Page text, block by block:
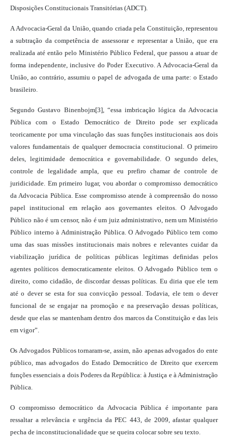
Disposições Constitucionais Transitórias (ADCT).
A Advocacia-Geral da União, quando criada pela Constituição, representou
a subtração da competência de assessorar e representar a União, que era
realizada até então pelo Ministério Público Federal, que passou a atuar de
forma independente, inclusive do Poder Executivo. A Advocacia-Geral da
União, ao contrário, assumiu o papel de advogada de uma parte: o Estado
brasileiro.
Segundo Gustavo Binenbojm[3], “essa imbricação lógica da Advocacia
Pública com o Estado Democrático de Direito pode ser explicada
teoricamente por uma vinculação das suas funções institucionais aos dois
valores fundamentais de qualquer democracia constitucional. O primeiro
deles, legitimidade democrática e governabilidade. O segundo deles,
controle de legalidade ampla, que eu prefiro chamar de controle de
juridicidade. Em primeiro lugar, vou abordar o compromisso democrático
da Advocacia Pública. Esse compromisso atende à compreensão do nosso
papel institucional em relação aos governantes eleitos. O Advogado
Público não é um censor, não é um juiz administrativo, nem um Ministério
Público interno à Administração Pública. O Advogado Público tem como
uma das suas missões institucionais mais nobres e relevantes cuidar da
viabilização jurídica de políticas públicas legítimas definidas pelos
agentes políticos democraticamente eleitos. O Advogado Público tem o
direito, como cidadão, de discordar dessas políticas. Eu diria que ele tem
até o dever se esta for sua convicção pessoal. Todavia, ele tem o dever
funcional de se engajar na promoção e na preservação dessas políticas,
desde que elas se mantenham dentro dos marcos da Constituição e das leis
em vigor”.
Os Advogados Públicos tornaram-se, assim, não apenas advogados do ente
público, mas advogados do Estado Democrático de Direito que exercem
funções essenciais a dois Poderes da República: à Justiça e à Administração
Pública.
O compromisso democrático da Advocacia Pública é importante para
ressaltar a relevância e urgência da PEC 443, de 2009, afastar qualquer
pecha de inconstitucionalidade que se queira colocar sobre seu texto.